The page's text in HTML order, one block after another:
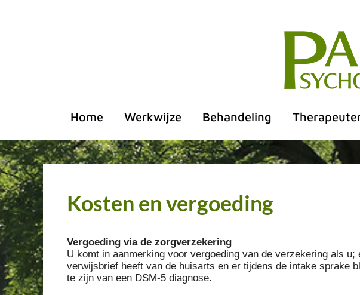
Home Werkwijze Behandeling
Kosten en vergoeding
Vergoeding via de zorgverzekering
U komt in aanmerking voor vergoeding van de verzekering als u;
verwijsbrief heeft van de huisarts en er tijdens de intake sprake
te zijn van een DSM-5 diagnose.